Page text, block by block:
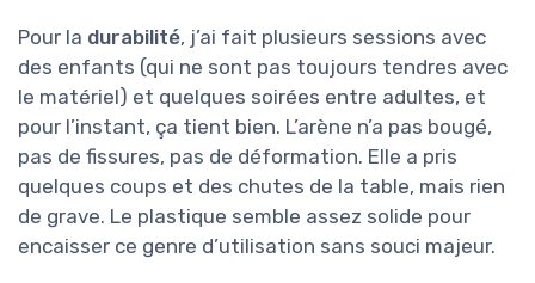
Pour la durabilité, j’ai fait plusieurs sessions avec
des enfants (qui ne sont pas toujours tendres avec
le matériel) et quelques soirées entre adultes, et
pour l’instant, ça tient bien. L’arène n’a pas bougé,
pas de fissures, pas de déformation. Elle a pris
quelques coups et des chutes de la table, mais rien
de grave. Le plastique semble assez solide pour
encaisser ce genre d’utilisation sans souci majeur.